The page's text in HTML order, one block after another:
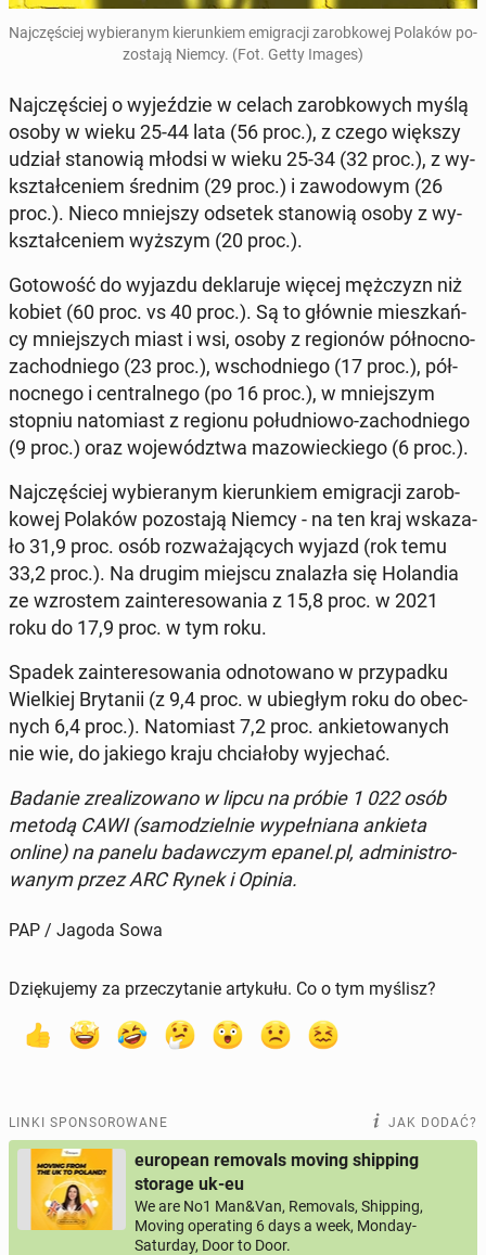
Naj­czę­ściej wy­bie­ra­nym kie­run­kiem emi­gra­cji za­rob­ko­wej Polaków po­
zo­sta­ją Niemcy. (Fot. Getty Images)
Naj­czę­ściej o wy­jeź­dzie w celach za­rob­ko­wych myślą
osoby w wieku 25-44 lata (56 proc.), z czego większy
udział sta­no­wią młodsi w wieku 25-34 (32 proc.), z wy­
kształ­ce­niem średnim (29 proc.) i za­wo­do­wym (26
proc.). Nieco mniej­szy odsetek sta­no­wią osoby z wy­
kształ­ce­niem wyższym (20 proc.).
Go­to­wość do wyjazdu de­kla­ru­je więcej męż­czyzn niż
kobiet (60 proc. vs 40 proc.). Są to głównie miesz­kań­
cy mniej­szych miast i wsi, osoby z re­gio­nów pół­noc­no-
za­chod­nie­go (23 proc.), wschod­nie­go (17 proc.), pół­
noc­ne­go i cen­tral­ne­go (po 16 proc.), w mniej­szym
stopniu na­to­miast z regionu po­łu­dnio­wo-za­chod­nie­go
(9 proc.) oraz wo­je­wódz­twa ma­zo­wiec­kie­go (6 proc.).
Naj­czę­ściej wy­bie­ra­nym kie­run­kiem emi­gra­cji za­rob­
ko­wej Polaków po­zo­sta­ją Niemcy - na ten kraj wska­za­
ło 31,9 proc. osób roz­wa­ża­ją­cych wyjazd (rok temu
33,2 proc.). Na drugim miejscu zna­la­zła się Ho­lan­dia
ze wzro­stem za­in­te­re­so­wa­nia z 15,8 proc. w 2021
roku do 17,9 proc. w tym roku.
Spadek za­in­te­re­so­wa­nia od­no­to­wa­no w przy­pad­ku
Wiel­kiej Bry­ta­nii (z 9,4 proc. w ubie­głym roku do obec­
nych 6,4 proc.). Na­to­miast 7,2 proc. an­kie­to­wa­nych
nie wie, do jakiego kraju chcia­ło­by wy­je­chać.
Badanie zre­ali­zo­wa­no w lipcu na próbie 1 022 osób
metodą CAWI (sa­mo­dziel­nie wy­peł­nia­na ankieta
online) na panelu ba­daw­czym epanel.pl, ad­mi­ni­stro­
wa­nym przez ARC Rynek i Opinia.
PAP / Jagoda Sowa
Dziękujemy za przeczytanie artykułu. Co o tym myślisz?
LINKI SPONSOROWANE JAK DODAĆ?
european removals moving shipping
storage uk-eu
We are No1 Man&Van, Removals, Shipping,
Moving operating 6 days a week, Monday-
Saturday, Door to Door.